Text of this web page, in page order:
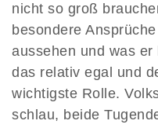
nicht so groß
besondere
aussehen und was
das relativ egal und
wichtigste Rolle.
schlau, beide